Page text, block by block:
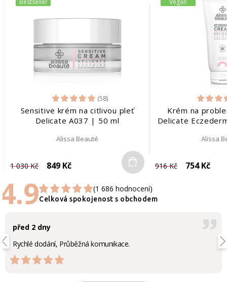
Bestseller
(58)
Sensitive krém na citlivou pleť
Delicate A037 | 50 ml
Alissa Beauté
1 030 Kč 849 Kč Do košíku
Vegan
Krém na
Delicate
Alissa
916 Kč 754 Kč
4.9 (1 686 hodnocení)
Celková spokojenost s obchodem
před 2 dny
Rychlé dodání, Průběžná komunikace.